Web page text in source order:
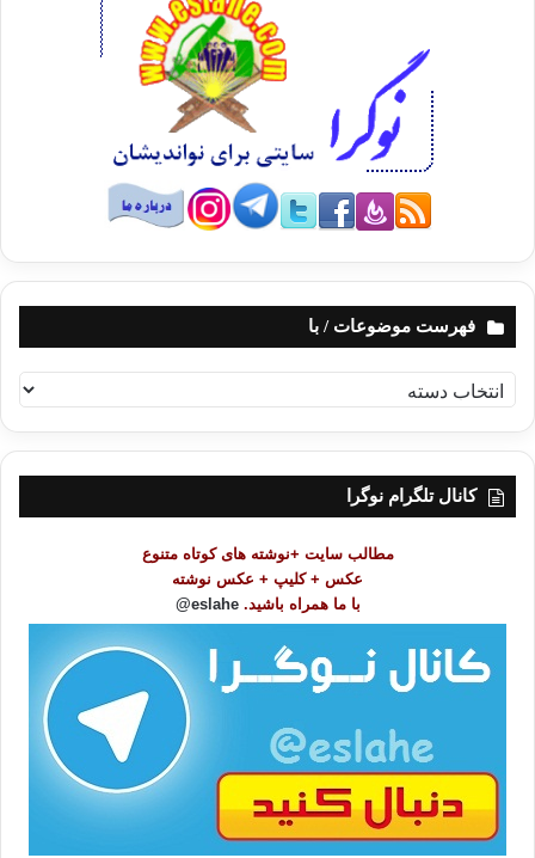
فهرست موضوعات / با
ه
ر
کانال تلگرام نوگرا
مطالب سایت +نوشته های کوتاه متنوع
عکس + کلیپ + عکس نوشته
با ما همراه باشید. eslahe@